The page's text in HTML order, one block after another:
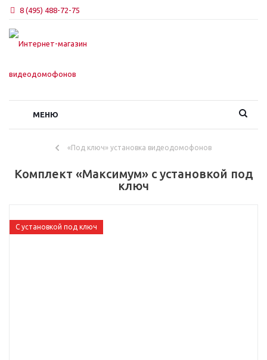
8 (495) 488-72-75
МЕНЮ
«Под ключ» установка видеодомофонов
Комплект «Максимум» с установкой под
ключ
С установкой под ключ